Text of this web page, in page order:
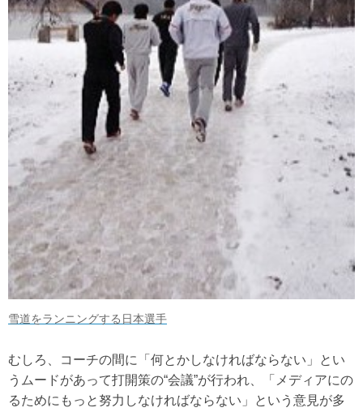
雪道をランニングする日本選手
むしろ、コーチの間に「何とかしなければならない」とい
うムードがあって打開策の“会議”が行われ、「メディアにの
るためにもっと努力しなければならない」という意見が多